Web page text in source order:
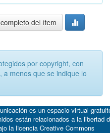
del ítem
por copyright, con
a menos que se indique lo
es un espacio virtual
están relacionados a la libertad
la licencia Creative Commons